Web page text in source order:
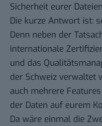
Sicherheit eurer
Die kurze Antwort ist:
Denn neben der
internationale
und das
der Schweiz verwaltet
auch mehrere
der Daten auf eurem
Da wäre einmal die